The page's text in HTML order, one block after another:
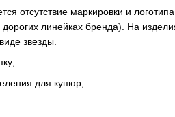
отсутствие маркировки и логотипа
линейках бренда). На
звезды.
для купюр;